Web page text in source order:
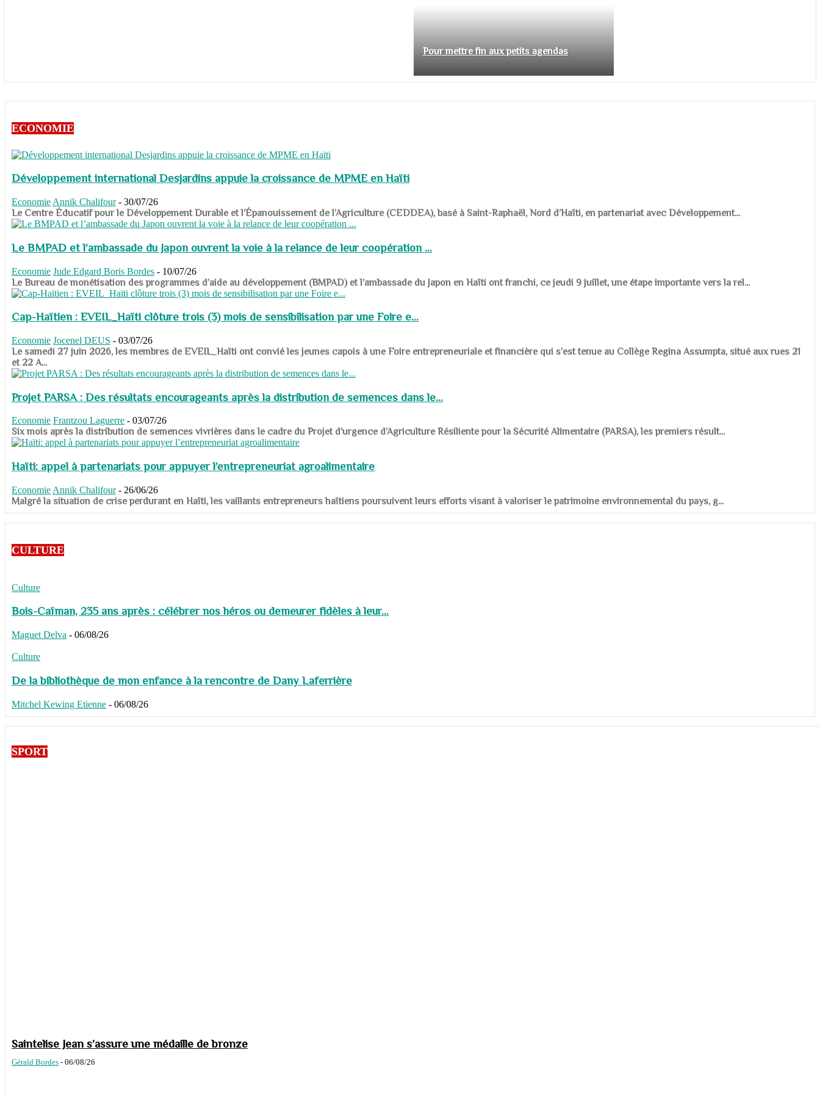
Pour mettre fin aux petits agendas
ECONOMIE
Développement international Desjardins appuie la croissance de MPME en Haïti
Economie Annik Chalifour - 30/07/26
​​​​​​​Le Centre Éducatif pour le Développement Durable et l’Épanouissement de l’Agriculture (CEDDEA), basé à Saint-Raphaël, Nord d’Haïti, en partenariat avec Développement...
Le BMPAD et l’ambassade du Japon ouvrent la voie à la relance de leur coopération ...
Economie Jude Edgard Boris Bordes - 10/07/26
​​​​​​​Le Bureau de monétisation des programmes d’aide au développement (BMPAD) et l’ambassade du Japon en Haïti ont franchi, ce jeudi 9 juillet, une étape importante vers la rel...
Cap-Haïtien : EVEIL_Haïti clôture trois (3) mois de sensibilisation par une Foire e...
Economie Jocenel DEUS - 03/07/26
Le samedi 27 juin 2026, les membres de EVEIL_Haïti ont convié les jeunes capois à une Foire entrepreneuriale et financière qui s’est tenue au Collège Regina Assumpta, situé aux rues 21
et 22 A...
Projet PARSA : Des résultats encourageants après la distribution de semences dans le...
Economie Frantzou Laguerre - 03/07/26
​​​​​​​Six mois après la distribution de semences vivrières dans le cadre du Projet d’urgence d’Agriculture Résiliente pour la Sécurité Alimentaire (PARSA), les premiers résult...
Haïti: appel à partenariats pour appuyer l’entrepreneuriat agroalimentaire
Economie Annik Chalifour - 26/06/26
​​​​​​​Malgré la situation de crise perdurant en Haïti, les vaillants entrepreneurs haïtiens poursuivent leurs efforts visant à valoriser le patrimoine environnemental du pays, g...
CULTURE
Culture
Bois-Caïman, 235 ans après : célébrer nos héros ou demeurer fidèles à leur...
Maguet Delva - 06/08/26
Culture
De la bibliothèque de mon enfance à la rencontre de Dany Laferrière
Mitchel Kewing Etienne - 06/08/26
SPORT
Saintelise Jean s’assure une médaille de bronze
Gérald Bordes - 06/08/26